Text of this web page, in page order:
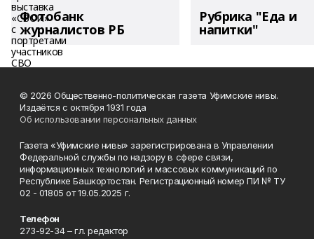
Фотобанк
журналистов РБ
Рубрика "Еда и
напитки"
© 2026 Общественно-политическая газета Уфимские нивы.
Издаётся с октября 1931 года
Об использовании персональных данных
Газета «Уфимские нивы» зарегистрирована в Управлении
Федеральной службы по надзору в сфере связи,
информационных технологий и массовых коммуникаций по
Республике Башкортостан. Регистрационный номер ПИ № ТУ
02 - 01805 от 19.05.2025 г.
Телефон
273-92-34 – гл. редактор